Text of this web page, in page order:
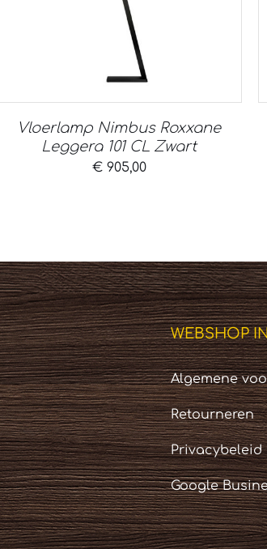
Vloerlamp Nimbus Roxxane
Leggera 101 CL Zwart
€905,00
WEBSHOP
Algemene
Retourneren
Privacybeleid
Google